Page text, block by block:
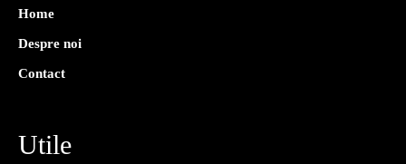
Home
Despre noi
Contact
Utile